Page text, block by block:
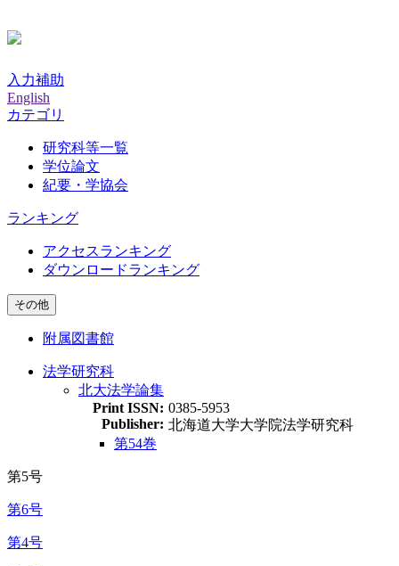
入力補助
English
カテゴリ
研究科等一覧
学位論文
紀要・学協会
ランキング
アクセスランキング
ダウンロードランキング
その他
附属図書館
法学研究科
北大法学論集
Print ISSN: 0385-5953
Publisher: 北海道大学大学院法学研究科
第54巻
第5号
第6号
第4号